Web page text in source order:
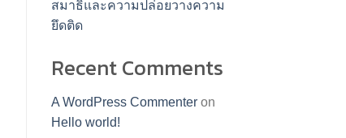
สมาธิและความปล่อยวางความ
ยึดติด
Recent Comments
A WordPress Commenteron
Hello world!